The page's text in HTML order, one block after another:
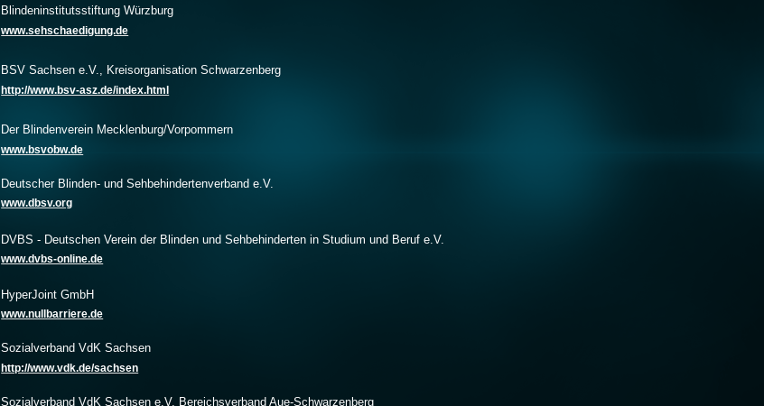
Blindeninstitutsstiftung Würzburg
www.sehschaedigung.de
BSV Sachsen e.V., Kreisorganisation Schwarzenberg
http://www.bsv-asz.de/index.html
Der Blindenverein Mecklenburg/Vorpommern
www.bsvobw.de
Deutscher Blinden- und Sehbehindertenverband e.V.
www.dbsv.org
DVBS - Deutschen Verein der Blinden und Sehbehinderten in Studium und Beruf e.V.
www.dvbs-online.de
HyperJoint GmbH
www.nullbarriere.de
Sozialverband VdK Sachsen
http://www.vdk.de/sachsen
Sozialverband VdK Sachsen e.V. Bereichsverband Aue-Schwarzenberg